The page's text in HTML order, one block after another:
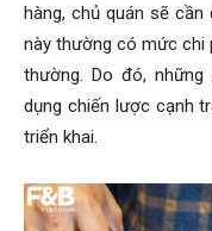
hàng, chủ quán sẽ
này thường có mức chi
thường. Do đó,
dụng chiến lược cạnh
triển khai.